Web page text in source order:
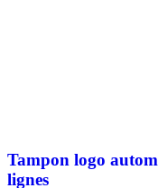
Tampon logo
lignes